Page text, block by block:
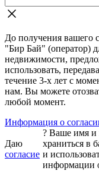
До получения
"Бир Бай" (оператор)
недвижимости,
использовать,
течение 3-х лет с
нам. Вы можете
любой момент.
Информация о
Даю
согласие
? Ваше имя и
храниться в
и
информации